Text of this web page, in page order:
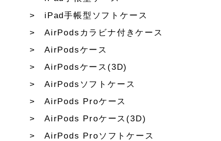
iPad手帳型ソフトケース
AirPodsカラビナ付きケース
AirPodsケース
AirPodsケース(3D)
AirPodsソフトケース
AirPods Proケース
AirPods Proケース(3D)
AirPods Proソフトケース